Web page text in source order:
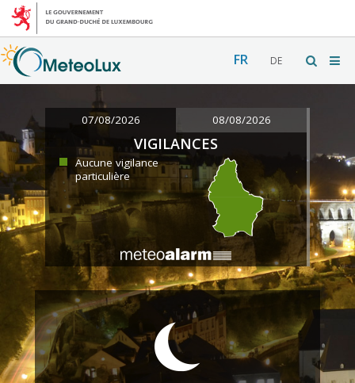
FR DE
07/08/2026 08/08/2026
VIGILANCES
Aucune vigilance
particulière